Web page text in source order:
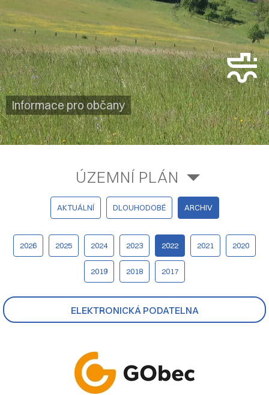
Informace pro občany
ELEKTRONICKÁ PODATELNA
ÚZEMNÍ PLÁN
AKTUÁLNÍ DLOUHODOBÉ ARCHIV
2026 2025 2024 2023 2022 2021 2020
2019 2018 2017